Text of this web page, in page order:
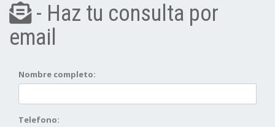
- Haz tu consulta por
email
Nombre completo:
Telefono: